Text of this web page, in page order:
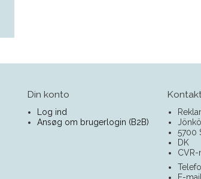
Din konto
Log ind
Ansøg om brugerlogin (B2B)
Kontakt
5700
DK